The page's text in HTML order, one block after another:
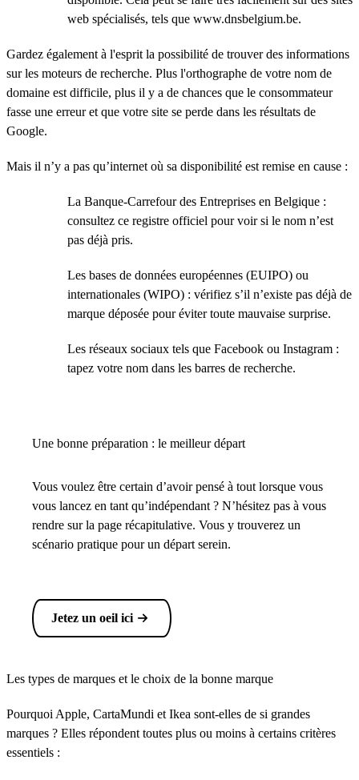
web spécialisés, tels que www.dnsbelgium.be.
Gardez également à l'esprit la possibilité de trouver des informations
sur les moteurs de recherche. Plus l'orthographe de votre nom de
domaine est difficile, plus il y a de chances que le consommateur
fasse une erreur et que votre site se perde dans les résultats de
Google.
Mais il n’y a pas qu’internet où sa disponibilité est remise en cause :
La Banque-Carrefour des Entreprises en Belgique :
consultez ce registre officiel pour voir si le nom n’est
pas déjà pris.
Les bases de données européennes (EUIPO) ou
internationales (WIPO) : vérifiez s’il n’existe pas déjà de
marque déposée pour éviter toute mauvaise surprise.
Les réseaux sociaux tels que Facebook ou Instagram :
tapez votre nom dans les barres de recherche.
Une bonne préparation : le meilleur départ
Vous voulez être certain d’avoir pensé à tout lorsque vous
vous lancez en tant qu’indépendant ? N’hésitez pas à vous
rendre sur la page récapitulative. Vous y trouverez un
scénario pratique pour un départ serein.
Jetez un oeil ici
Les types de marques et le choix de la bonne marque
Pourquoi Apple, CartaMundi et Ikea sont-elles de si grandes
marques ? Elles répondent toutes plus ou moins à certains critères
essentiels :